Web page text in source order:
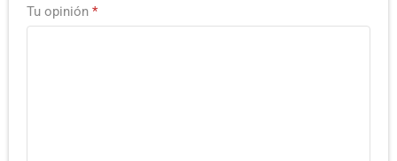
Tu opinión *